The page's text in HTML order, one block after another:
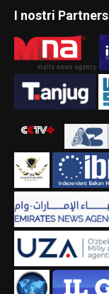
I nostri Partners